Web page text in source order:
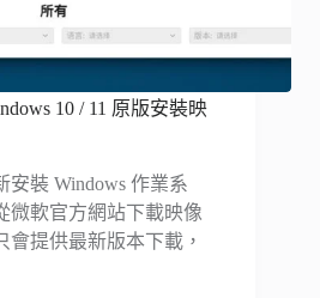
10 / 11 原版安裝映
裝 Windows 作業系
微軟官方網站下載映像
提供最新版本下載，